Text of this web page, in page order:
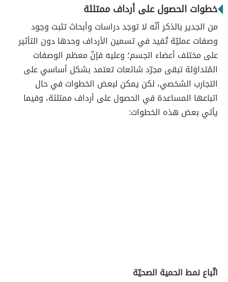
خطوات الحصول على أرداف ممتلئة
من الجدير بالذكر أنّه لا توجد دراسات وأبحاث تثبت وجود
وصفات عمليّة تُفيد في تسمين الأرداف وحدها دون التأثير
على مختلف أعضاء الجسم؛ وعليه فإنّ معظم الوصفات
المُتداوَلة تبقى مجرّد شائعات تعتمد بشكل أساسي على
التجارب الشخصي، لكن يمكن لبعض الخطوات في حال
اتباعها المساعدة في الحصول على أرداف ممتلئة، وفيما
يأتي بعض هذه الخطوات:
اتّباع نمط الحمية الصحيّة